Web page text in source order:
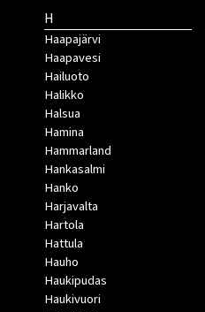
H
Haapajärvi
Haapavesi
Hailuoto
Halikko
Halsua
Hamina
Hammarland
Hankasalmi
Hanko
Harjavalta
Hartola
Hattula
Hauho
Haukipudas
Haukivuori